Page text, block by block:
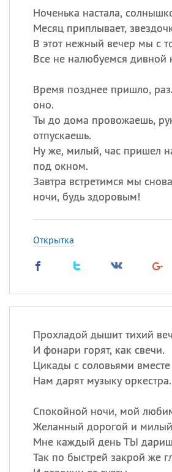
Ноченька настала,
Месяц приплывает,
В этот нежный вечер мы с
Все не налюбуемся дивной
Время позднее пришло,
оно.
Ты до дома провожаешь,
отпускаешь.
Ну же, милый, час пришел
под окном.
Завтра встретимся мы
ночи, будь здоровым!
Открытка
Прохладой дышит тихий
И фонари горят, как свечи.
Цикады с соловьями вместе
Нам дарят музыку оркестра.
Спокойной ночи, мой
Желанный дорогой и
Мне каждый день ТЫ
Так по быстрей закрой же